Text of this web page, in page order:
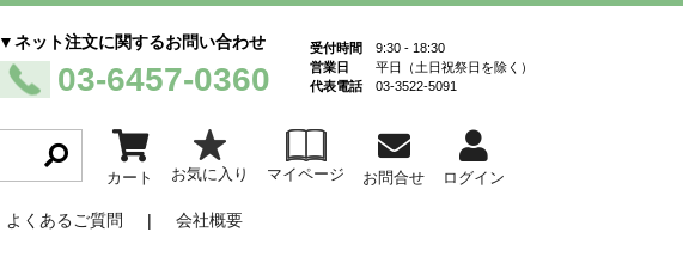
▼ネット注文に関するお問い合わせ
03-6457-0360
受付時間 9:30 - 18:30
営業日 平日（土日祝祭日を除く）
代表電話 03-3522-5091
カート お気に入り マイページ お問合せ ログイン
よくあるご質問 会社概要